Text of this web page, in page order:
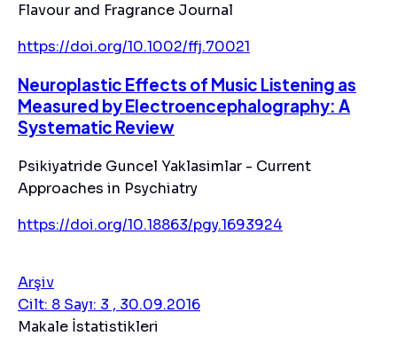
Flavour and Fragrance Journal
https://doi.org/10.1002/ffj.70021
Neuroplastic Effects of Music Listening as
Measured by Electroencephalography: A
Systematic Review
Psikiyatride Guncel Yaklasimlar - Current
Approaches in Psychiatry
https://doi.org/10.18863/pgy.1693924
Arşiv
Cilt: 8 Sayı: 3 , 30.09.2016
Makale İstatistikleri